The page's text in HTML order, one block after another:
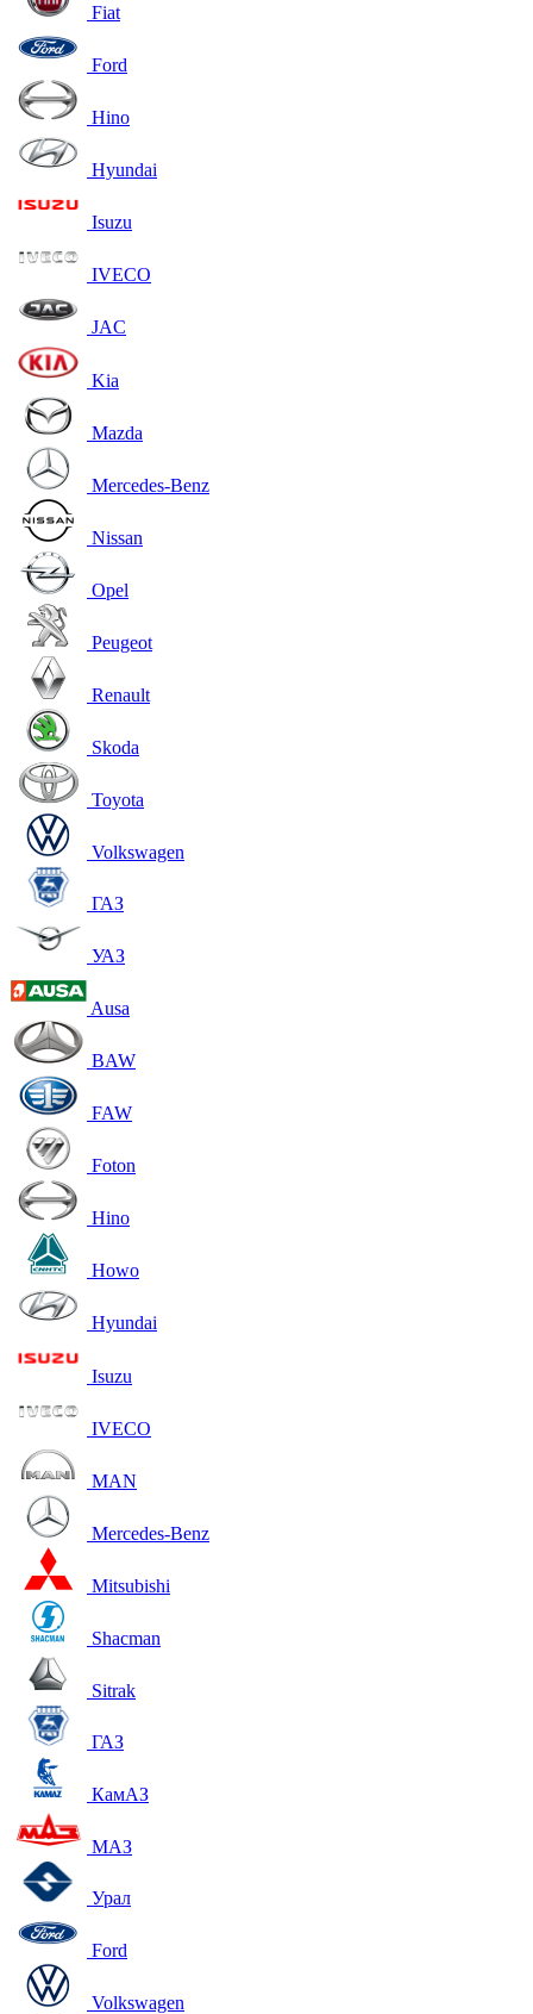
Fiat
Ford
Hino
Hyundai
Isuzu
IVECO
JAC
Kia
Mazda
Mercedes-Benz
Nissan
Opel
Peugeot
Renault
Skoda
Toyota
Volkswagen
ГАЗ
УАЗ
Ausa
BAW
FAW
Foton
Hino
Howo
Hyundai
Isuzu
IVECO
MAN
Mercedes-Benz
Mitsubishi
Shacman
Sitrak
ГАЗ
КамАЗ
МАЗ
Урал
Ford
Volkswagen